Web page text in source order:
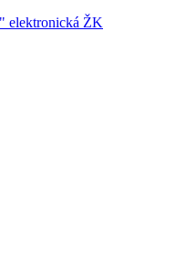
elektronická ŽK